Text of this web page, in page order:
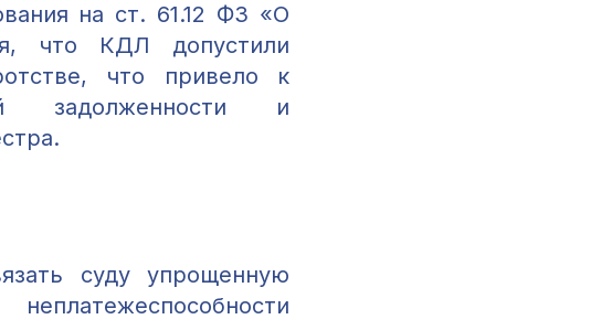
на ст. 61.12 ФЗ «О
что КДЛ допустили
что привело к
задолженности и
суду упрощенную